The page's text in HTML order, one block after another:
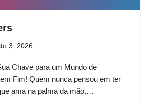
3, 2026
Chave para um Mundo de
Fim! Quem nunca pensou em ter
ama na palma da mão,…